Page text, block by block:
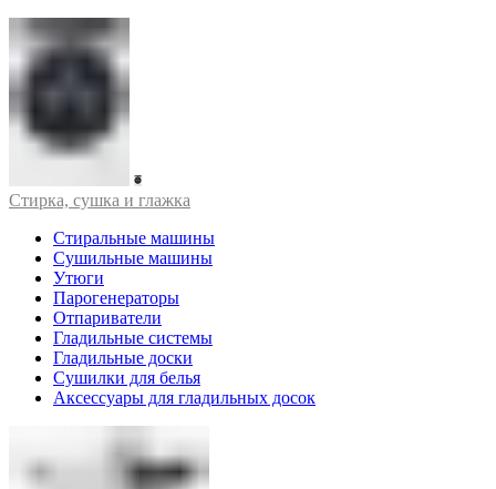
Стирка, сушка и глажка
Стиральные машины
Сушильные машины
Утюги
Парогенераторы
Отпариватели
Гладильные системы
Гладильные доски
Сушилки для белья
Аксессуары для гладильных досок